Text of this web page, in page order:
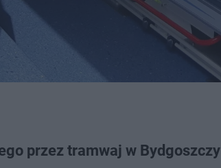
przez tramwaj w Bydgoszczy